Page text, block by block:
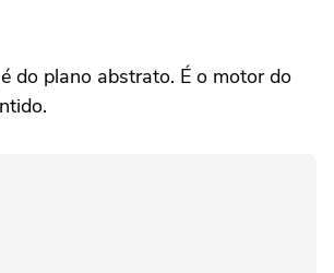
do plano abstrato. É o motor do